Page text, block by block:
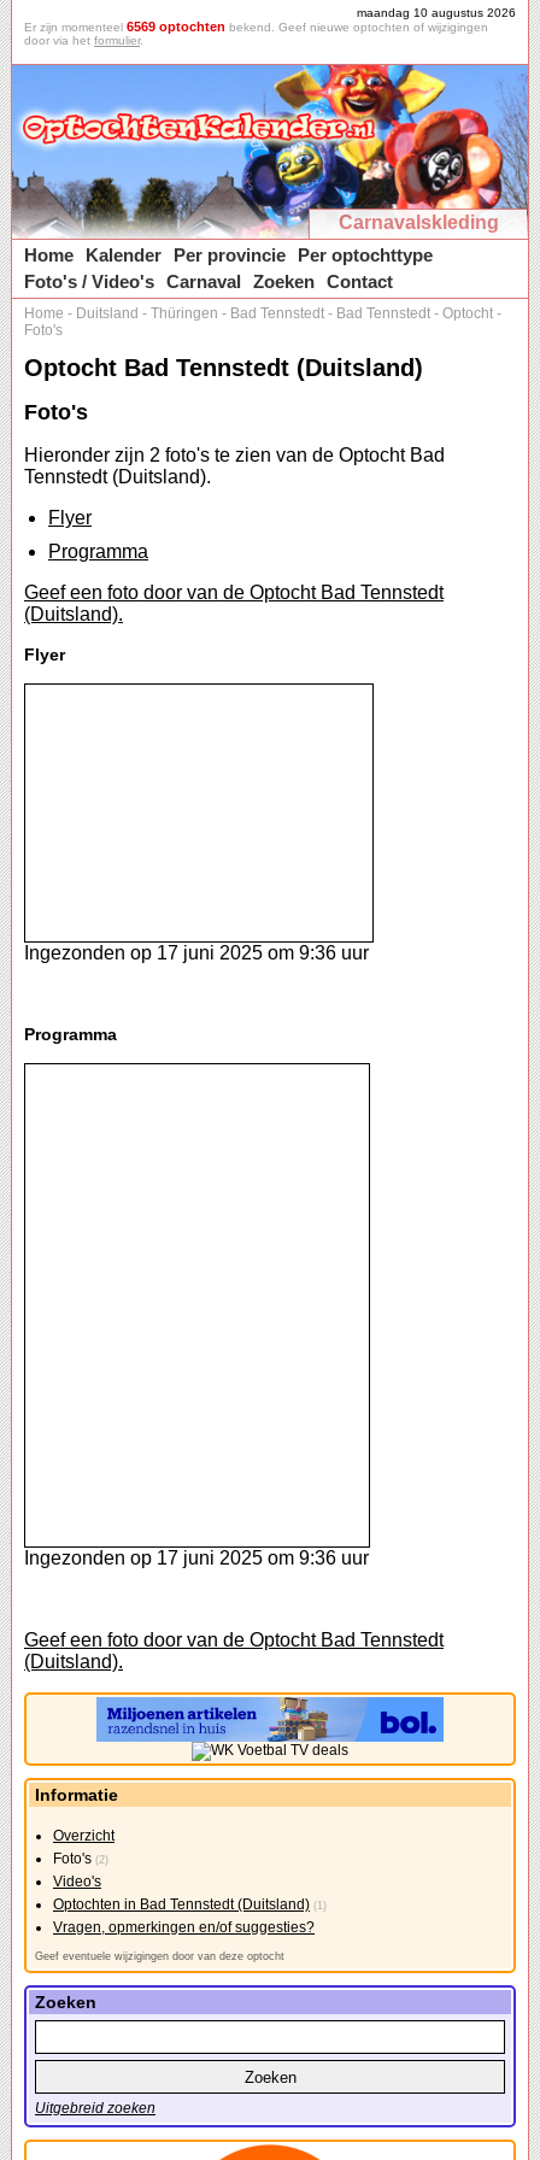
maandag 10 augustus 2026
Er zijn momenteel 6569 optochten bekend. Geef nieuwe optochten of wijzigingen
door via het formulier.
Carnavalskleding
Home
Kalender Per provincie
Per optochttype
Foto's / Video's Carnaval Zoeken Contact
Home - Duitsland - Thüringen - Bad Tennstedt - Bad Tennstedt - Optocht -
Foto's
Optocht Bad Tennstedt (Duitsland)
Foto's
Hieronder zijn 2 foto's te zien van de Optocht Bad
Tennstedt (Duitsland).
Flyer
Programma
Geef een foto door van de Optocht Bad Tennstedt
(Duitsland).
Flyer
Ingezonden op 17 juni 2025 om 9:36 uur
Programma
Ingezonden op 17 juni 2025 om 9:36 uur
Geef een foto door van de Optocht Bad Tennstedt
(Duitsland).
Informatie
Overzicht
Foto's (2)
Video's
Optochten in Bad Tennstedt (Duitsland) (1)
Vragen, opmerkingen en/of suggesties?
Geef eventuele wijzigingen door van deze optocht
Zoeken
Uitgebreid zoeken